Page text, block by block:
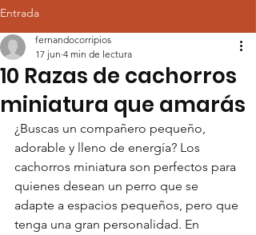
Entrada
10 Razas de cachorros
miniatura que amarás
fernandocorripios
17 jun 4 min de lectura
¿Buscas un compañero pequeño,
adorable y lleno de energía? Los
cachorros miniatura son perfectos para
quienes desean un perro que se
adapte a espacios pequeños, pero que
tenga una gran personalidad. En